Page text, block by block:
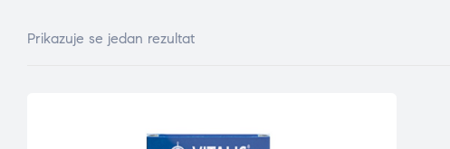
Prikazuje se jedan rezultat